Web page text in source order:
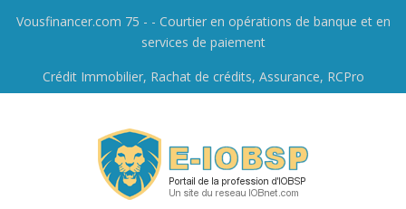
Vousfinancer.com 75 - - Courtier en opérations de banque et en
services de paiement
Crédit Immobilier, Rachat de crédits, Assurance, RCPro